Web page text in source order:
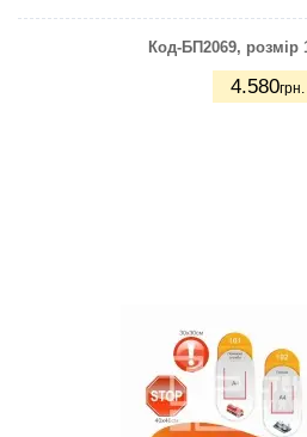
Код-БП2069, розмір
4.580грн.